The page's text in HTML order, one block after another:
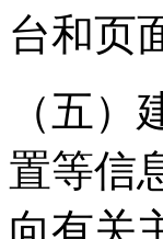
台和页
（五
置等信
向有关